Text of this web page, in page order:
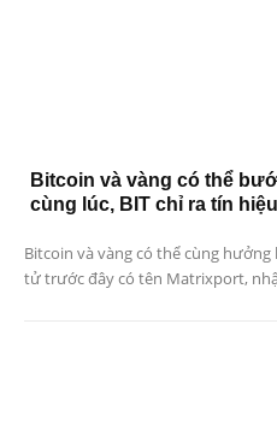
Bitcoin và vàng có thể
cùng lúc, BIT chỉ ra tín
Bitcoin và vàng có thể cùng
tử trước đây có tên Matrixport,